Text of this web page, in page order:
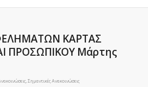
ΚΑΡΤΑΣ
ΠΡΟΣΩΠΙΚΟΥ Μάρτης
,Σημαντικές Ανακοινώσεις